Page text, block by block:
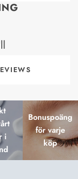
i
Bonuspoäng
för varje
köp